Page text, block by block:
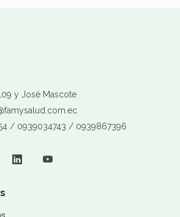
y José Mascote
/ 0939034743 / 0939867396